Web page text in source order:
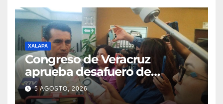
XALAPA
Congreso de Veracruz
aprueba desafuero de
alcaldes de Ixhuatlán del
Sureste y Úrsulo Galván
5 AGOSTO, 2026